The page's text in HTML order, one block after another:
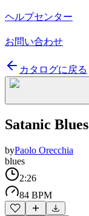
ヘルプセンター
お問い合わせ
カタログに戻る
Satanic Blues
byPaolo Orecchia
blues
2:26
84 BPM